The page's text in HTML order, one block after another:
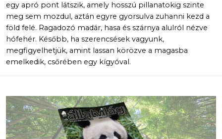
egy apró pont látszik, amely hosszú pillanatokig szinte
meg sem mozdul, aztán egyre gyorsulva zuhanni kezd a
föld felé. Ragadozó madár, hasa és szárnya alulról nézve
hófehér. Később, ha szerencsések vagyunk,
megfigyelhetjük, amint lassan körözve a magasba
emelkedik, csőrében egy kígyóval.